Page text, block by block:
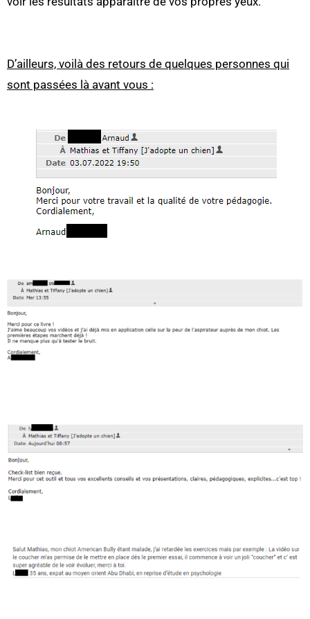
D’ailleurs, voilà des retours de quelques personnes qui
sont passées là avant vous :